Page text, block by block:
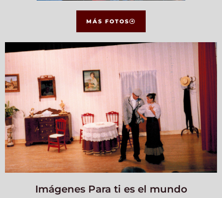
MÁS FOTOS
Imágenes Para ti es el mundo